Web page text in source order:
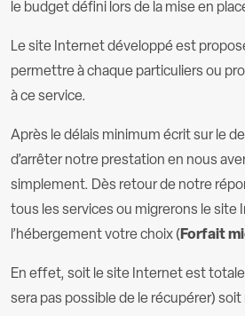
le budget défini lors de la mise en
Le site Internet développé est
permettre à chaque particuliers ou
à ce service.
Après le délais minimum écrit sur le
d’arrêter notre prestation en nous
simplement. Dès retour de notre
tous les services ou migrerons le site
l’hébergement votre choix ( Forfait
En effet, soit le site Internet est
sera pas possible de le récupérer)